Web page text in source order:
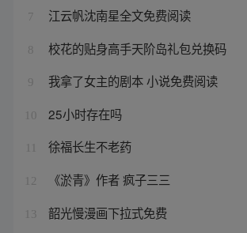
7 江云帆沈南星全文免费阅读
8 校花的贴身高手天阶岛礼包兑换码
9 我拿了女主的剧本 小说免费阅读
10 25小时存在吗
徐福长生不老药
12 《淤青》作者 疯子三三
13 韶光慢漫画下拉式免费